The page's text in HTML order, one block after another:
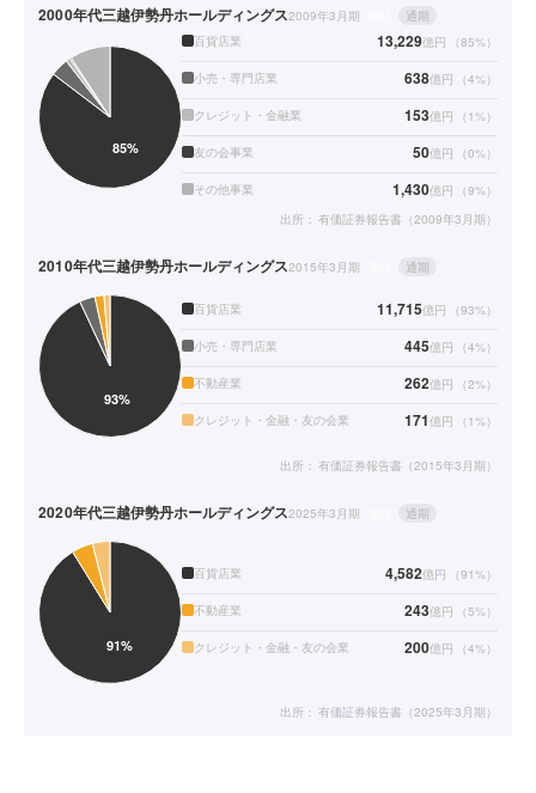
2000年代三越伊勢丹ホールディングス2009年3月期
通期
百貨店業
13,229億円 （85%）
小売・専門店業 638億円 （4%）
クレジット・金融業 153億円 （ 1%）
友の会事業 50億円 （0%）
その他事業 1,430億円 （9%）
出所： 有価証券報告書（2009年3月期）
2010年代三越伊勢丹ホールディングス2015年3月期 通期
百貨店業 11,715億円 （93%）
小売・専門店業 445億円 （4%）
不動産業 262億円 （2%）
クレジット・金融・友の会業 171億円 （ 1%）
出所： 有価証券報告書（2015年3月期）
2020年代三越伊勢丹ホールディングス2025年3月期 通期
百貨店業 4,582億円 （91%）
不動産業 243億円 （5%）
クレジット・金融・友の会業 200億円 （4%）
出所： 有価証券報告書（2025年3月期）